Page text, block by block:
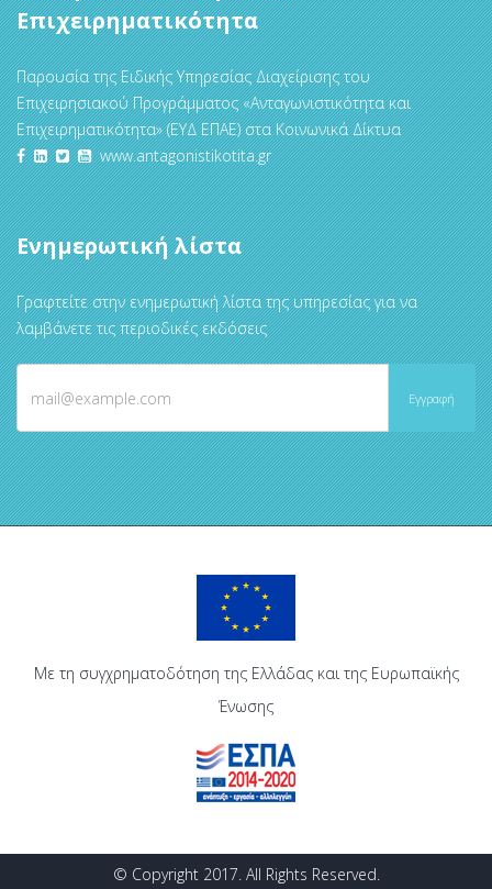
Επιχειρηματικότητα
Παρουσία της Ειδικής Υπηρεσίας Διαχείρισης του
Επιχειρησιακού Προγράμματος «Ανταγωνιστικότητα και
Επιχειρηματικότητα» (ΕΥΔ ΕΠΑΕ) στα Κοινωνικά Δίκτυα
www.antagonistikotita.gr
Ενημερωτική λίστα
Γραφτείτε στην ενημερωτική λίστα της υπηρεσίας για να
λαμβάνετε τις περιοδικές εκδόσεις
Με τη συγχρηματοδότηση της Ελλάδας και της Ευρωπαϊκής
Ένωσης
© Copyright 2017. All Rights Reserved.